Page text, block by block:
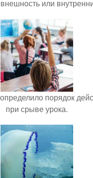
или
порядок
при срыве урока.